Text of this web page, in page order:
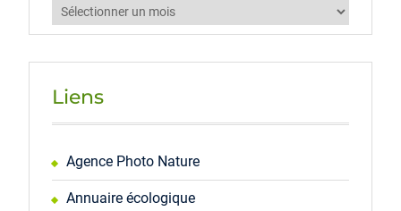
Archives
Liens
Agence Photo Nature
Annuaire écologique